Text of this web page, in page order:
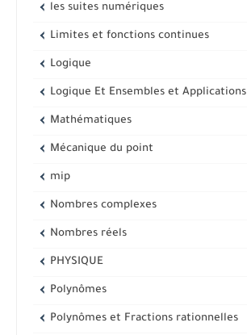
les suites numériques
Limites et fonctions continues
Logique
Logique Et Ensembles et Applications
Mathématiques
Mécanique du point
mip
Nombres complexes
Nombres réels
PHYSIQUE
Polynômes
Polynômes et Fractions rationnelles